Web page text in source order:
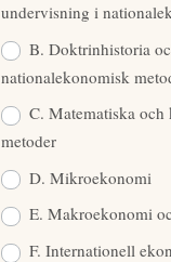
undervisning i
B. Doktrinhistoria
nationalekonomisk
C. Matematiska
metoder
D. Mikroekonomi
E. Makroekonomi
F. Internationell